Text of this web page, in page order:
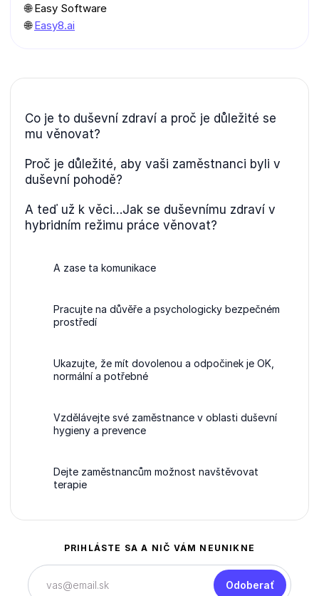
🌐 Easy Software
🌐Easy8.ai
Co je to duševní zdraví a proč je důležité se
mu věnovat?
Proč je důležité, aby vaši zaměstnanci byli v
duševní pohodě?
A teď už k věci…Jak se duševnímu zdraví v
hybridním režimu práce věnovat?
A zase ta komunikace
Pracujte na důvěře a psychologicky bezpečném
prostředí
Ukazujte, že mít dovolenou a odpočinek je OK,
normální a potřebné
Vzdělávejte své zaměstnance v oblasti duševní
hygieny a prevence
Dejte zaměstnancům možnost navštěvovat
terapie
PRIHLÁSTE SA A NIČ VÁM NEUNIKNE
Odoberať